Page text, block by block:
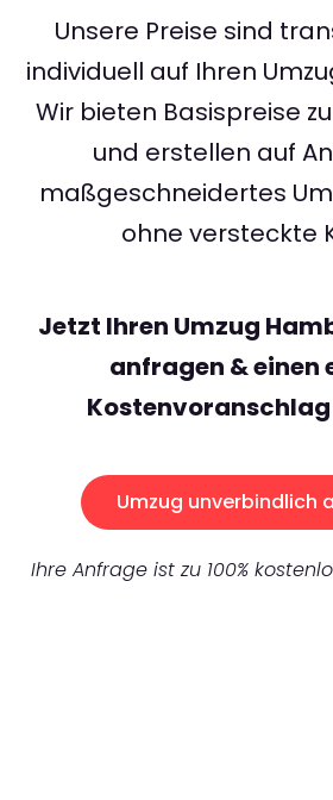
Unsere Preise sind
individuell auf Ihren
Wir bieten Basispreise
und erstellen auf
maßgeschneidertes
ohne versteckte
Jetzt Ihren Umzug
anfragen & einen
Umzug unverbindlich
Ihre Anfrage ist zu 100%